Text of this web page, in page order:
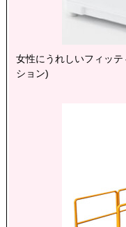
女性にうれしいフィッ
ション)